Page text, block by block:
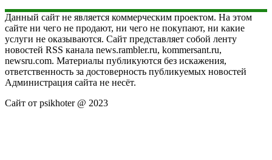
Данный сайт не является коммерческим проектом. На этом
сайте ни чего не продают, ни чего не покупают, ни какие
услуги не оказываются. Сайт представляет собой ленту
новостей RSS канала news.rambler.ru, kommersant.ru,
newsru.com. Материалы публикуются без искажения,
ответственность за достоверность публикуемых новостей
Администрация сайта не несёт.
Сайт от psikhoter @ 2023